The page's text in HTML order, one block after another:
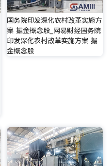
国务院印发深化农村改革实施方
案 掘金概念股_网易财经国务院
印发深化农村改革实施方案 掘
金概念股